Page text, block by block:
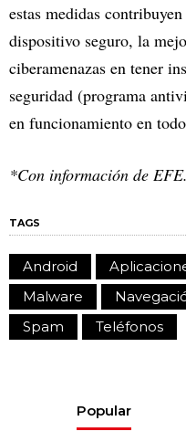
estas medidas
dispositivo seguro, la
ciberamenazas en tener
seguridad (programa
en funcionamiento en
*Con información de EFE.
TAGS
Android
Malware
Spam
Teléfonos
Popular